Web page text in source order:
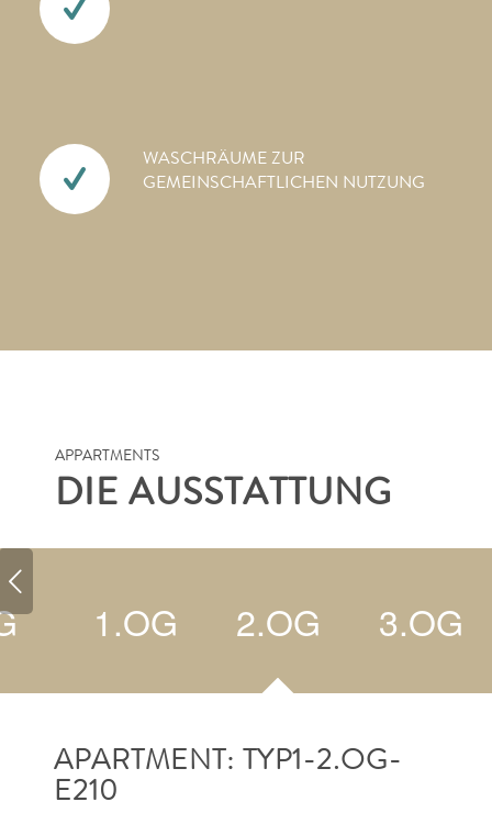
WASCHRÄUME ZUR
GEMEINSCHAFTLICHEN NUTZUNG
APPARTMENTS
DIE AUSSTATTUNG
1.OG 2.OG 3.OG
APARTMENT: TYP1-2.OG-
E210